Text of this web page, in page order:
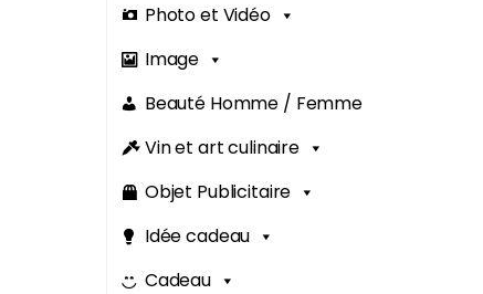
Photo et Vidéo
Image
Beauté Homme / Femme
Vin et art culinaire
Objet Publicitaire
Idée cadeau
Cadeau